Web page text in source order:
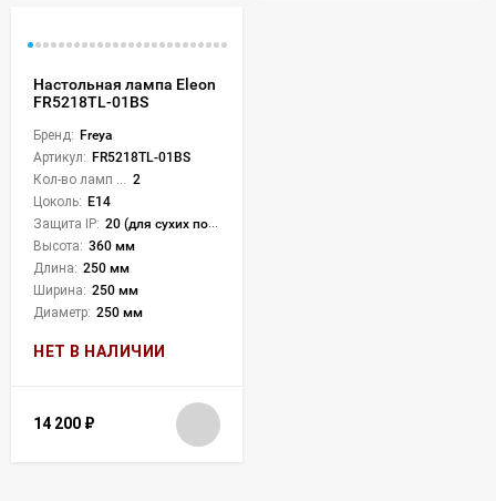
Настольная лампа Eleon
FR5218TL-01BS
Бренд: Freya
Артикул: FR5218TL-01BS
2
Цоколь: E14
Защита IP: 20 (для сухих пом.)
Высота: 360 мм
Длина: 250 мм
Ширина: 250 мм
Диаметр: 250 мм
НЕТ В НАЛИЧИИ
14 200 ₽